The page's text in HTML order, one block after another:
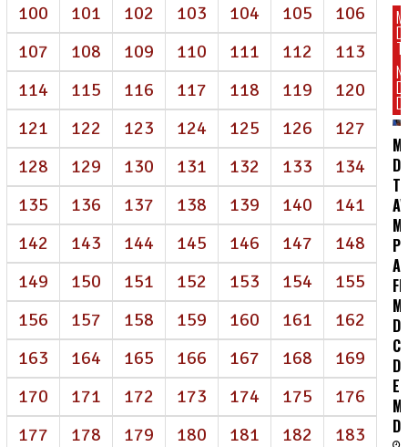
100
101 102 103 104 105
106
107
108 109 110 111 112
113
114
115 116 117 118 119
120
121
122 123 124 125 126
127
128
129 130 131 132 133
134
135
136 137 138 139 140
141
142
143 144 145 146 147
148
149
150 151 152 153 154
155
156
157 158 159 160 161
162
163
164 165 166 167 168
169
170
171 172 173 174 175
176
177
178 179 180 181 182
183
DE
DE